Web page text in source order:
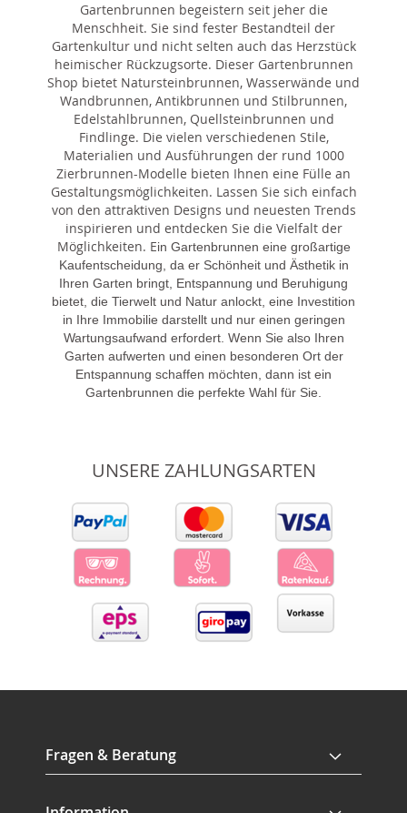
Gartenbrunnen begeistern seit jeher die
Menschheit. Sie sind fester Bestandteil der
Gartenkultur und nicht selten auch das Herzstück
heimischer Rückzugsorte. Dieser Gartenbrunnen
Shop bietet Natursteinbrunnen, Wasserwände und
Wandbrunnen, Antikbrunnen und Stilbrunnen,
Edelstahlbrunnen, Quellsteinbrunnen und
Findlinge. Die vielen verschiedenen Stile,
Materialien und Ausführungen der rund 1000
Zierbrunnen-Modelle bieten Ihnen eine Fülle an
Gestaltungsmöglichkeiten. Lassen Sie sich einfach
von den attraktiven Designs und neuesten Trends
inspirieren und entdecken Sie die Vielfalt der
Möglichkeiten. Ein Gartenbrunnen eine großartige
Kaufentscheidung, da er Schönheit und Ästhetik in
Ihren Garten bringt, Entspannung und Beruhigung
bietet, die Tierwelt und Natur anlockt, eine Investition
in Ihre Immobilie darstellt und nur einen geringen
Wartungsaufwand erfordert. Wenn Sie also Ihren
Garten aufwerten und einen besonderen Ort der
Entspannung schaffen möchten, dann ist ein
Gartenbrunnen die perfekte Wahl für Sie.
UNSERE ZAHLUNGSARTEN
Fragen & Beratung